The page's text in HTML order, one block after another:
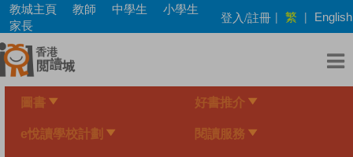
Skip
main
content
教城主頁 教師 中學生
小學生
家長
登入/註冊 | 繁 | English
圖書 好書推介
e悅讀學校計劃 閱讀服務